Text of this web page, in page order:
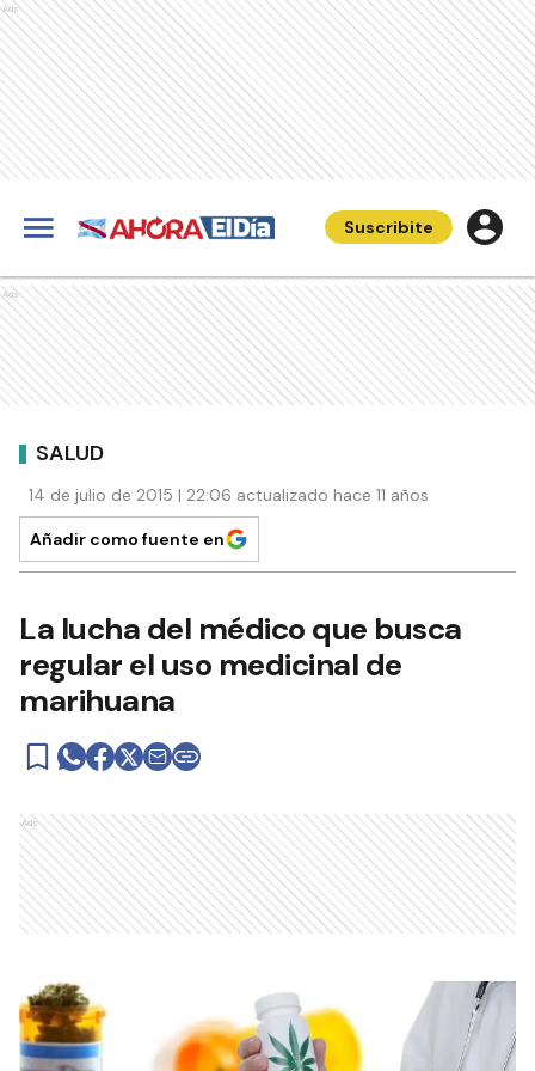
Ads
Suscribite
Ads
SALUD
14 de julio de 2015 | 22:06 actualizado hace 11 años
Añadir como fuente en
La lucha del médico que busca
regular el uso medicinal de
marihuana
Ads